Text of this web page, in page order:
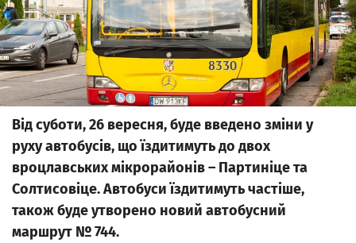
Від суботи, 26 вересня, буде введено зміни у
руху автобусів, що їздитимуть до двох
вроцлавських мікрорайонів – Партиніце та
Солтисовіце. Автобуси їздитимуть частіше,
також буде утворено новий автобусний
маршрут № 744.